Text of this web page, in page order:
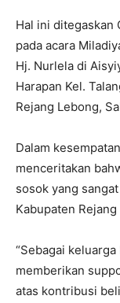
Hal ini ditegaskan
pada acara
Hj. Nurlela di
Harapan Kel.
Rejang Lebong,
Dalam
menceritakan
sosok yang
Kabupaten
“Sebagai
memberikan
atas kontribusi